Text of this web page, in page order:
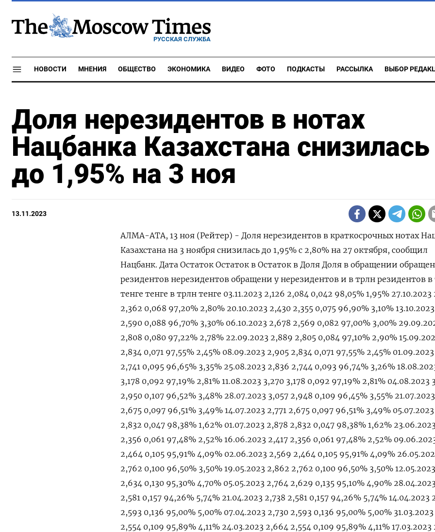
РУССКАЯ СЛУЖБА
НОВОСТИ МНЕНИЯ ОБЩЕСТВО ЭКОНОМИКА ВИДЕО ФОТО ПОДКАСТЫ РАССЫЛКА ВЫБОР
Доля нерезидентов в нотах
Нацбанка Казахстана снизилась
до 1,95% на 3 ноя
13.11.2023
АЛМА-АТА, 13 ноя (Рейтер) - Доля нерезидентов в краткосрочных нотах
Казахстана на 3 ноября снизилась до 1,95% с 2,80% на 27 октября, сообщил
Нацбанк. Дата Остаток Остаток в Остаток в Доля Доля в обращении
резидентов нерезидентов обращени у нерезидентов и в трлн резидентов в
тенге тенге в трлн тенге 03.11.2023 2,126 2,084 0,042 98,05% 1,95% 27.10.2023
2,362 0,068 97,20% 2,80% 20.10.2023 2,430 2,355 0,075 96,90% 3,10%
2,590 0,088 96,70% 3,30% 06.10.2023 2,678 2,569 0,082 97,00% 3,00%
2,808 0,080 97,22% 2,78% 22.09.2023 2,889 2,805 0,084 97,10% 2,90%
2,834 0,071 97,55% 2,45% 08.09.2023 2,905 2,834 0,071 97,55% 2,45%
2,741 0,095 96,65% 3,35% 25.08.2023 2,836 2,744 0,093 96,74% 3,26%
3,178 0,092 97,19% 2,81% 11.08.2023 3,270 3,178 0,092 97,19% 2,81% 04.08.2023
2,950 0,107 96,52% 3,48% 28.07.2023 3,057 2,948 0,109 96,45% 3,55%
2,675 0,097 96,51% 3,49% 14.07.2023 2,771 2,675 0,097 96,51% 3,49%
2,832 0,047 98,38% 1,62% 01.07.2023 2,878 2,832 0,047 98,38% 1,62%
2,356 0,061 97,48% 2,52% 16.06.2023 2,417 2,356 0,061 97,48% 2,52%
2,464 0,105 95,91% 4,09% 02.06.2023 2,569 2,464 0,105 95,91% 4,09%
2,762 0,100 96,50% 3,50% 19.05.2023 2,862 2,762 0,100 96,50% 3,50%
2,634 0,130 95,30% 4,70% 05.05.2023 2,764 2,629 0,135 95,10% 4,90%
2,581 0,157 94,26% 5,74% 21.04.2023 2,738 2,581 0,157 94,26% 5,74% 14.04.2023
2,593 0,136 95,00% 5,00% 07.04.2023 2,730 2,593 0,136 95,00% 5,00%
2,554 0,109 95,89% 4,11% 24.03.2023 2,664 2,554 0,109 95,89% 4,11% 17.03.2023